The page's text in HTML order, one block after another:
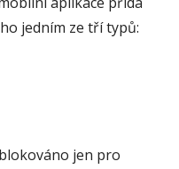
jedním ze tří typů:
jen pro